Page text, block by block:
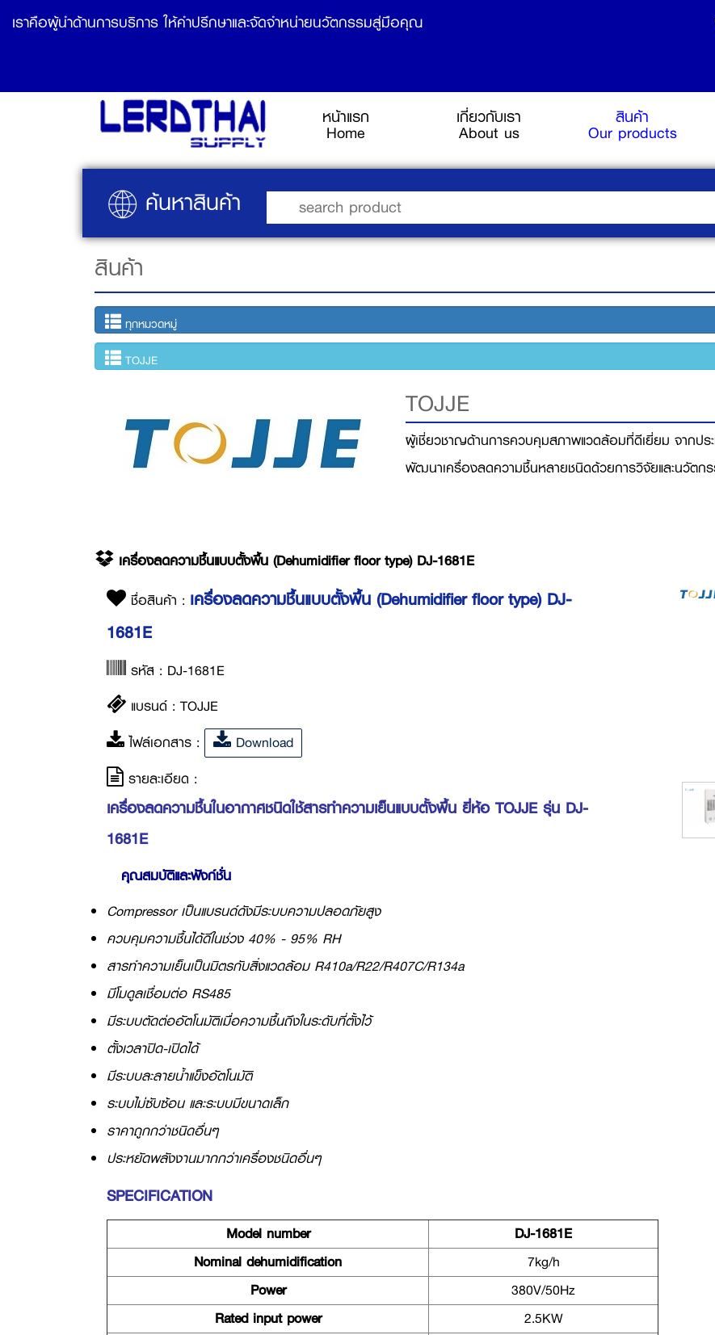
เราคือผู้นำด้านการบริการ ให้คำปรึกษาและจัดจำหน่ายนวัตกรรมสู่มือคุณ
หน้าแรก
Home(current)
เกี่ยวกับเรา
About us
สินค้า
Our products
ค้นหาสินค้า
สินค้า
ทุกหมวดหมู่
TOJJE
TOJJE
ผู้เชี่ยวชาญด้านการควบคุมสภาพแวดล้อมที่ดีเยี่ยม จากปร
พัฒนาเครื่องลดความชื้นหลายชนิดด้วยการวิจัยและนวัตก
เครื่องลดความชื้นแบบตั้งพื้น (Dehumidifier floor type) DJ-1681E
ชื่อสินค้า : เครื่องลดความชื้นแบบตั้งพื้น (Dehumidifier floor type) DJ-
1681E
รหัส : DJ-1681E
แบรนด์ : TOJJE
ไฟล์เอกสาร :
Download
รายละเอียด :
เครื่องลดความชื้นในอากาศชนิดใช้สารทำความเย็นแบบตั้งพื้น ยี่ห้อ TOJJE รุ่น DJ-
1681E
คุณสมบัติและฟังก์ชั่น
Compressor เป็นแบรนด์ดังมีระบบความปลอดภัยสูง
ควบคุมความชื้นได้ดีในช่วง 40% - 95% RH
สารทำความเย็นเป็นมิตรกับสิ่งแวดล้อม R410a/R22/R407C/R134a
มีโมดูลเชื่อมต่อ RS485
มีระบบตัดต่ออัตโนมัติเมื่อความชื้นถึงในระดับที่ตั้งไว้
ตั้งเวลาปิด-เปิดได้
มีระบบละลายน้ำแข็งอัตโนมัติ
ระบบไม่ซับซ้อน และระบบมีขนาดเล็ก
ราคาถูกกว่าชนิดอื่นๆ
ประหยัดพลังงานมากกว่าเครื่องชนิดอื่นๆ
SPECIFICATION
Model number
DJ-1681E
Nominal dehumidification
7kg/h
Power
380V/50Hz
Rated input power
2.5KW